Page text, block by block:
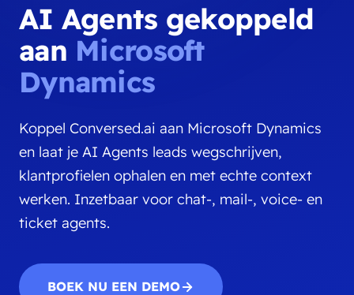
AI Agents gekoppeld
aan Microsoft
Dynamics
Koppel Conversed.ai aan Microsoft Dynamics
en laat je AI Agents leads wegschrijven,
klantprofielen ophalen en met echte context
werken. Inzetbaar voor chat-, mail-, voice- en
ticket agents.
BOEK NU EEN DEMO